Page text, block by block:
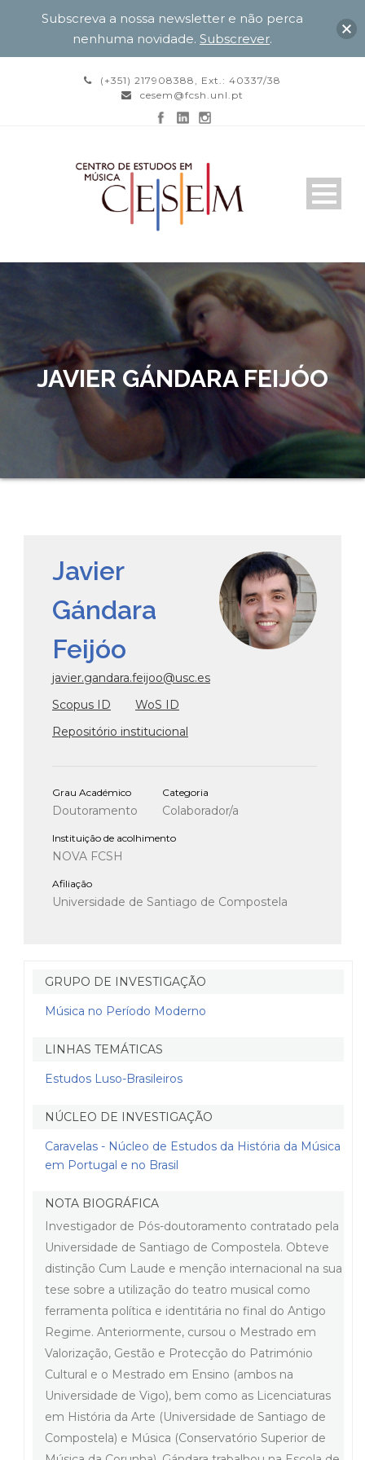
(+351) 217908388, Ext.: 40337/38
cesem@fcsh.unl.pt
JAVIER GÁNDARA FEIJÓO
Javier
Gándara
Feijóo
javier.gandara.feijoo@usc.es
Scopus ID
WoS ID
Repositório institucional
Grau Académico
Doutoramento
Categoria
Colaborador/a
Instituição de acolhimento
NOVA FCSH
Afiliação
Universidade de Santiago de Compostela
GRUPO DE INVESTIGAÇÃO
Música no Período Moderno
LINHAS TEMÁTICAS
Estudos Luso-Brasileiros
NÚCLEO DE INVESTIGAÇÃO
Caravelas - Núcleo de Estudos da História da Música
em Portugal e no Brasil
NOTA BIOGRÁFICA
Investigador de Pós-doutoramento contratado pela
Universidade de Santiago de Compostela. Obteve
distinção Cum Laude e menção internacional na sua
tese sobre a utilização do teatro musical como
ferramenta política e identitária no final do Antigo
Regime. Anteriormente, cursou o Mestrado em
Valorização, Gestão e Protecção do Património
Cultural e o Mestrado em Ensino (ambos na
Universidade de Vigo), bem como as Licenciaturas
em História da Arte (Universidade de Santiago de
Compostela) e Música (Conservatório Superior de
Subscreva a nossa newsletter e não perca
nenhuma novidade. Subscrever.